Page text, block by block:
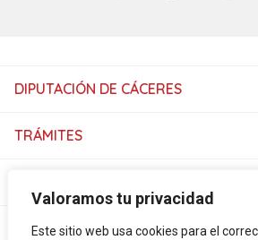
Valoramos tu privacidad
Este sitio web usa cookies para el
DIPUTACIÓN DE CÁCERES
TRÁMITES
SERVICIOS